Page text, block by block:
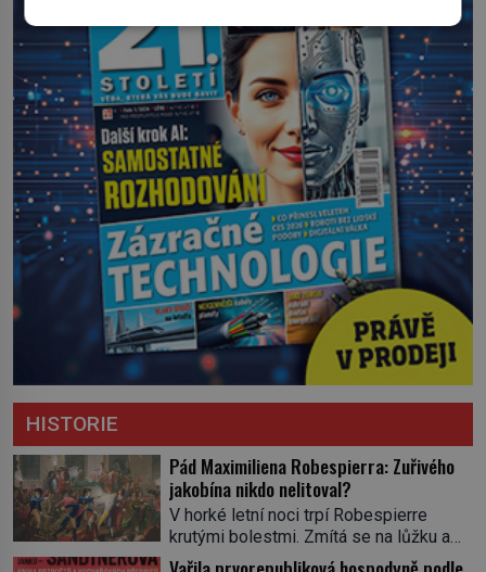
HISTORIE
Pád Maximiliena Robespierra: Zuřivého
jakobína nikdo nelitoval?
V horké letní noci trpí Robespierre
krutými bolestmi. Zmítá se na lůžku a
hlavou mu víří kolotoč myšlenek. Když